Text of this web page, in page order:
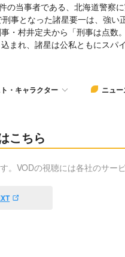
の当事者である、北海道警察
事となった諸星要一は、強い
・村井定夫から「刑事は点数
まれ、諸星は公私ともにスパ
・キャラクター ニュー
こちら
。VODの視聴には各社のサー